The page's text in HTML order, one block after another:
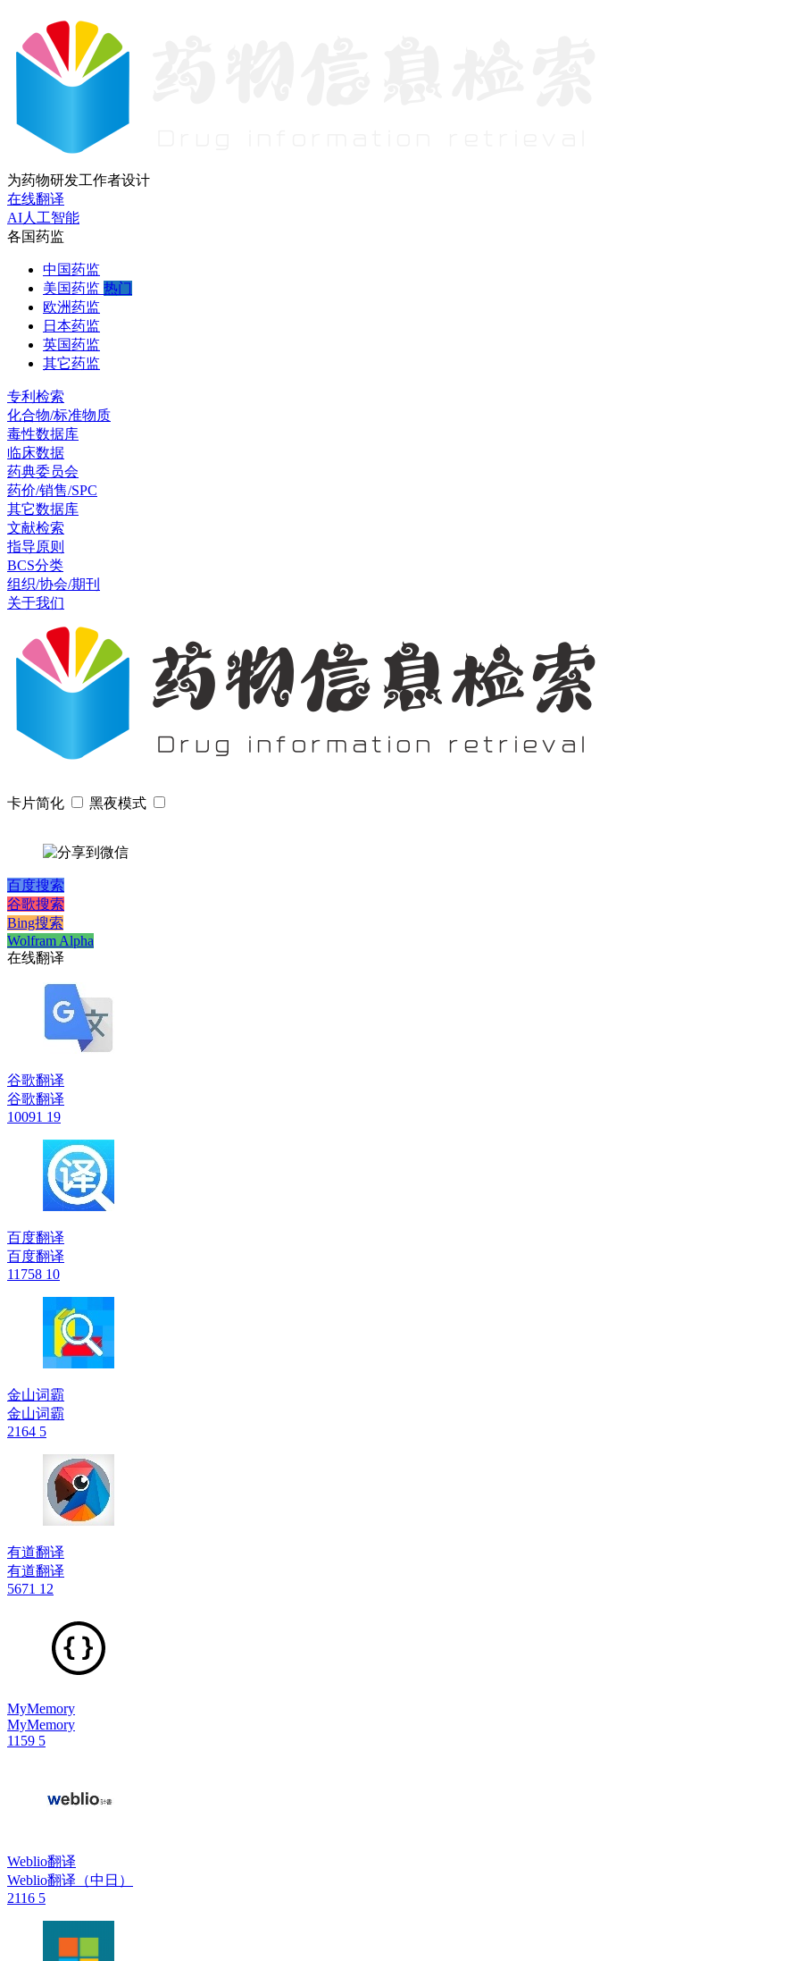
为药物研发工作者设计
在线翻译
AI人工智能
各国药监
中国药监
美国药监 热门
欧洲药监
日本药监
英国药监
其它药监
专利检索
化合物/标准物质
毒性数据库
临床数据
药典委员会
药价/销售/SPC
其它数据库
文献检索
指导原则
BCS分类
组织/协会/期刊
关于我们
卡片简化 黑夜模式
百度搜索
谷歌搜索
Bing搜索
Wolfram Alpha
在线翻译
谷歌翻译
谷歌翻译
10091 19
百度翻译
百度翻译
11758 10
金山词霸
金山词霸
2164 5
有道翻译
有道翻译
5671 12
MyMemory
MyMemory
1159 5
Weblio翻译
Weblio翻译（中日）
2116 5